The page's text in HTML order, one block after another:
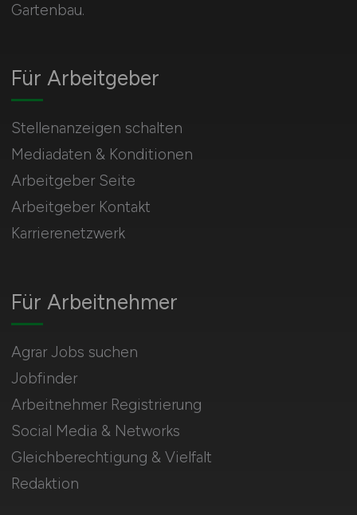
Gartenbau.
Für Arbeitnehmer
Agrar Jobs suchen
Jobfinder
Arbeitnehmer Registrierung
Social Media & Networks
Gleichberechtigung & Vielfalt
Redaktion
Für Arbeitgeber
Stellenanzeigen schalten
Mediadaten & Konditionen
Arbeitgeber Seite
Arbeitgeber Kontakt
Karrierenetzwerk